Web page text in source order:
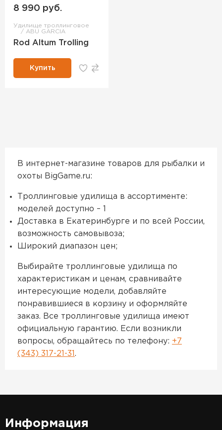
8 990 руб.
Удилище троллинговое
ABU GARCIA
Rod Altum Trolling
Купить
В интернет-магазине товаров для рыбалки и
охоты BigGame.ru:
Троллинговые удилища в ассортименте:
моделей доступно – 1
Доставка в Екатеринбурге и по всей России,
возможность самовывоза;
Широкий диапазон цен;
Выбирайте троллинговые удилища по
характеристикам и ценам, сравнивайте
интересующие модели, добавляйте
понравившиеся в корзину и оформляйте
заказ. Все троллинговые удилища имеют
официальную гарантию. Если возникли
вопросы, обращайтесь по телефону: +7
(343) 317-21-31 .
Информация